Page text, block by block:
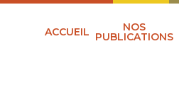
ACCUEIL NOS
PUBLICATIONS